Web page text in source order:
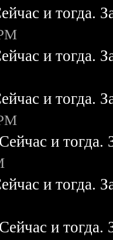
и тогда.
и тогда.
и тогда.
и
и тогда.
и